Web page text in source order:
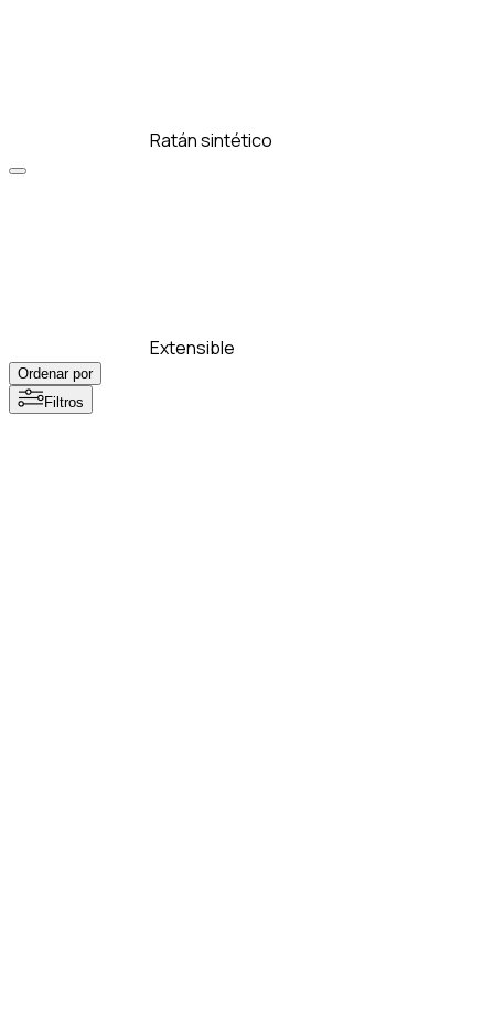
Ratán sintético
Extensible
Ordenar por
Filtros